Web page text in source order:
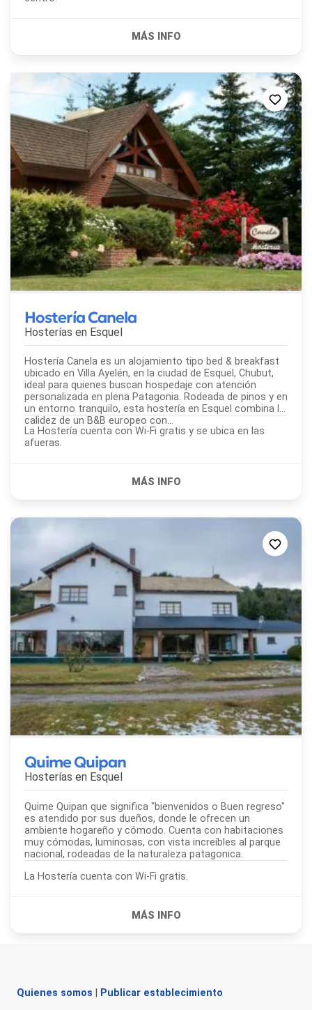
Hostería Canela
Hosterías en Esquel
Hostería Canela es un alojamiento tipo bed & breakfast
ubicado en Villa Ayelén, en la ciudad de Esquel, Chubut,
ideal para quienes buscan hospedaje con atención
personalizada en plena Patagonia. Rodeada de pinos y en
un entorno tranquilo, esta hostería en Esquel combina la
calidez de un B&B europeo con...
La Hostería cuenta con Wi-Fi gratis y se ubica en las
afueras.
Quime Quipan
Hosterías en Esquel
Quime Quipan que significa "bienvenidos o Buen regreso"
es atendido por sus dueños, donde le ofrecen un
ambiente hogareño y cómodo. Cuenta con habitaciones
muy cómodas, luminosas, con vista increíbles al parque
nacional, rodeadas de la naturaleza patagonica.
La Hostería cuenta con Wi-Fi gratis.
Quienes somos Publicar establecimiento